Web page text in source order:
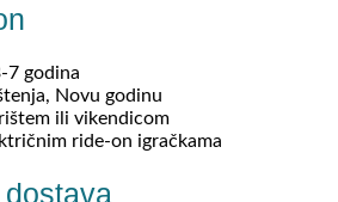
7 godina
Novu godinu
ili vikendicom
ride-on igračkama